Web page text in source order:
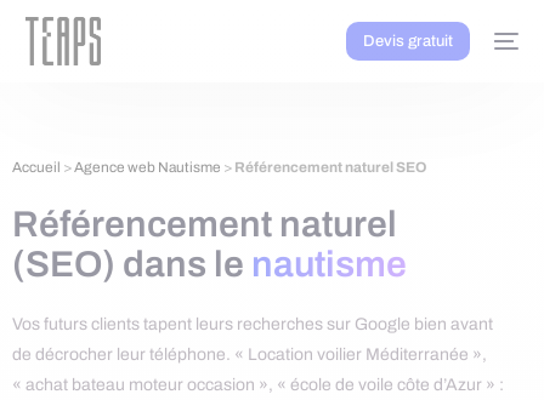
Devis gratuit
Accueil >Agence web Nautisme > Référencement naturel SEO
Référencement naturel
(SEO) dans le nautisme
Vos futurs clients tapent leurs recherches sur Google bien avant
de décrocher leur téléphone. « Location voilier Méditerranée »,
« achat bateau moteur occasion », « école de voile côte d’Azur » :